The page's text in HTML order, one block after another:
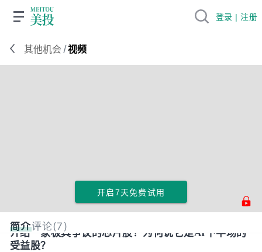
其他机会 /视频
开启7天免费试用
简介评论(7)
介绍一家极具争议的芯片股！为何说它是AI下半场的
受益股？
登录 | 注册